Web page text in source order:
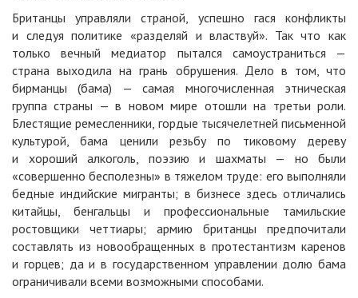
Британцы управляли страной, успешно гася конфликты
и следуя политике «разделяй и властвуй». Так что как
только вечный медиатор пытался самоустраниться —
страна выходила на грань обрушения. Дело в том, что
бирманцы (бама) — самая многочисленная этническая
группа страны — в новом мире отошли на третьи роли.
Блестящие ремесленники, гордые тысячелетней письменной
культурой, бама ценили резьбу по тиковому дереву
и хороший алкоголь, поэзию и шахматы — но были
«совершенно бесполезны» в тяжелом труде: его выполняли
бедные индийские мигранты; в бизнесе здесь отличались
китайцы, бенгальцы и профессиональные тамильские
ростовщики четтиары; армию британцы предпочитали
составлять из новообращенных в протестантизм каренов
и горцев; да и в государственном управлении долю бама
ограничивали всеми возможными способами.